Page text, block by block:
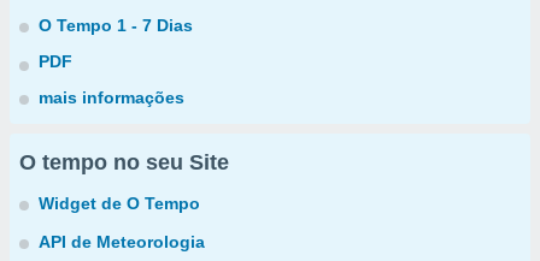
O Tempo 1 - 7 Dias
PDF
mais informações
O tempo no seu Site
Widget de O Tempo
API de Meteorologia